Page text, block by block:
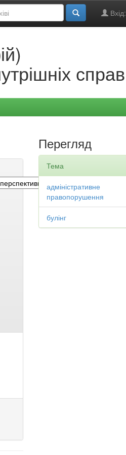
Вхід:
справ
Перегляд
Тема
адміністративне
правопорушення
булінг